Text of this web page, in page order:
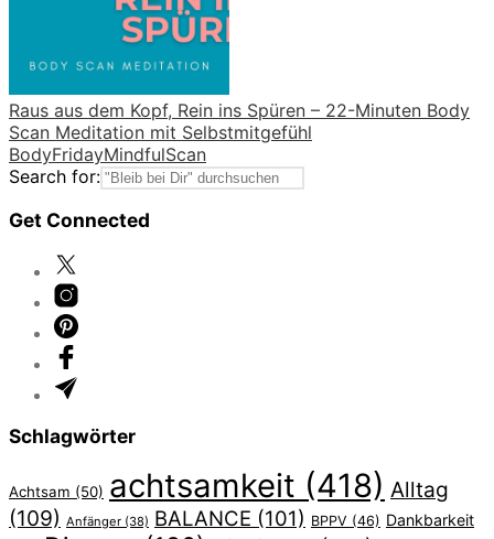
Raus aus dem Kopf, Rein ins Spüren – 22-Minuten Body
Scan Meditation mit Selbstmitgefühl
BodyFridayMindfulScan
Search for:
Get Connected
Schlagwörter
Achtsam (50) achtsamkeit (418) Alltag
(109) Anfänger (38) BALANCE (101) BPPV (46) Dankbarkeit